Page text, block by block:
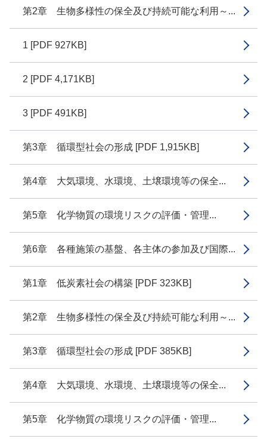
第2章 生物多様性の保全及び持続可能な利用～...
1 [PDF 927KB]
2 [PDF 4,171KB]
3 [PDF 491KB]
第3章 循環型社会の形成 [PDF 1,915KB]
第4章 大気環境、水環境、土壌環境等の保全...
第5章 化学物質の環境リスクの評価・管理...
第6章 各種施策の基盤、各主体の参加及び国際...
第1章 低炭素社会の構築 [PDF 323KB]
第2章 生物多様性の保全及び持続可能な利用～...
第3章 循環型社会の形成 [PDF 385KB]
第4章 大気環境、水環境、土壌環境等の保全...
第5章 化学物質の環境リスクの評価・管理...